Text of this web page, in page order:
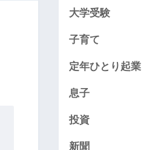
大学受験
子育て
定年ひとり起業
息子
投資
新聞